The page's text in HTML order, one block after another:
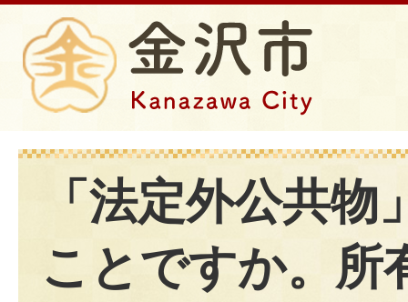
「法定外公共
ことですか。所